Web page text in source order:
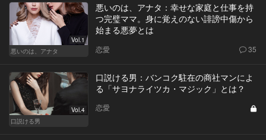
Vol.1
悪いのは、アナタ
悪いのは、アナタ：幸せな家庭と仕事を持
つ完璧ママ。身に覚えのない誹謗中傷から
始まる悪夢とは
恋愛 35
Vol.4
口説ける男
口説ける男：バンコク駐在の商社マンによ
る「サヨナライツカ・マジック」とは？
恋愛